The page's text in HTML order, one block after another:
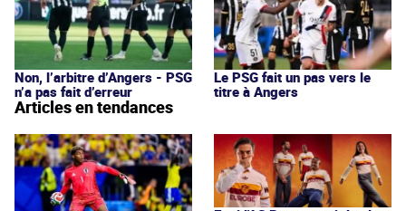
Non, l’arbitre d’Angers - PSG
n’a pas fait d’erreur
Le PSG fait un pas vers le
titre à Angers
Articles en tendances